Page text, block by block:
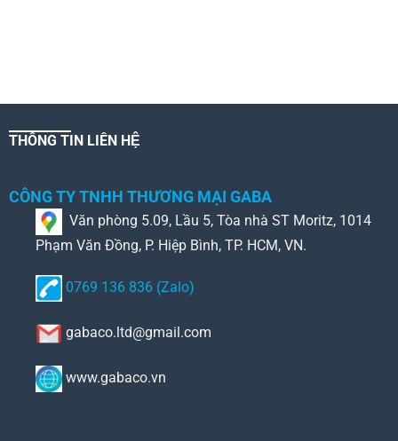
THÔNG TIN LIÊN HỆ
CÔNG TY TNHH THƯƠNG MẠI GABA
Văn phòng 5.09, Lầu 5, Tòa nhà ST Moritz, 1014
Phạm Văn Đồng, P. Hiệp Bình, TP. HCM, VN.
0769 136 836 (Zalo)
gabaco.ltd@gmail.com
www.gabaco.vn